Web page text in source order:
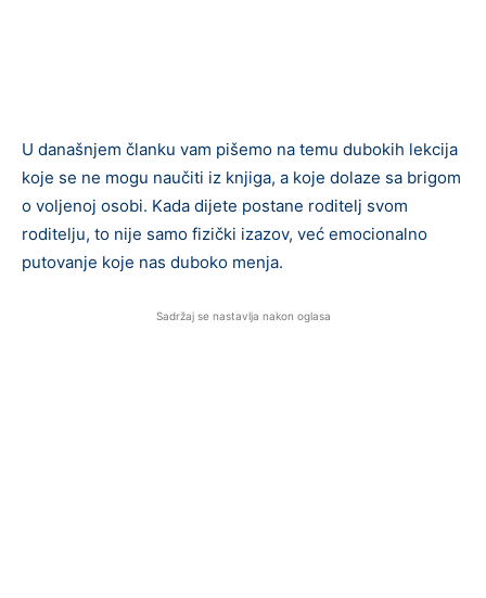
U današnjem članku vam pišemo na temu dubokih lekcija
koje se ne mogu naučiti iz knjiga, a koje dolaze sa brigom
o voljenoj osobi. Kada dijete postane roditelj svom
roditelju, to nije samo fizički izazov, već emocionalno
putovanje koje nas duboko menja.
Sadržaj se nastavlja nakon oglasa